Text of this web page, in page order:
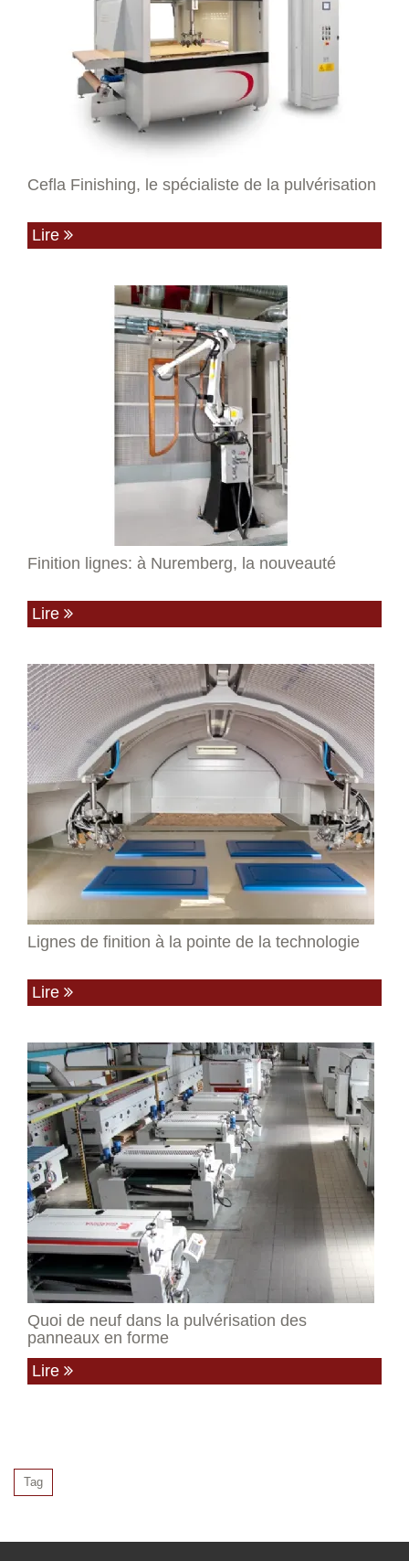
Cefla Finishing, le spécialiste de la pulvérisation
Lire
Finition lignes: à Nuremberg, la nouveauté
Lire
Lignes de finition à la pointe de la technologie
Lire
Quoi de neuf dans la pulvérisation des
panneaux en forme
Lire
Tag